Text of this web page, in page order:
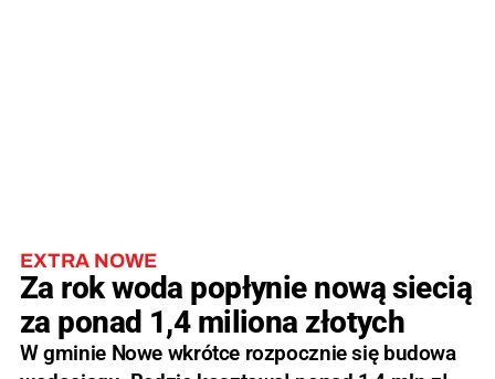
EXTRA NOWE
Za rok woda popłynie nową siecią
za ponad 1,4 miliona złotych
W gminie Nowe wkrótce rozpocznie się budowa